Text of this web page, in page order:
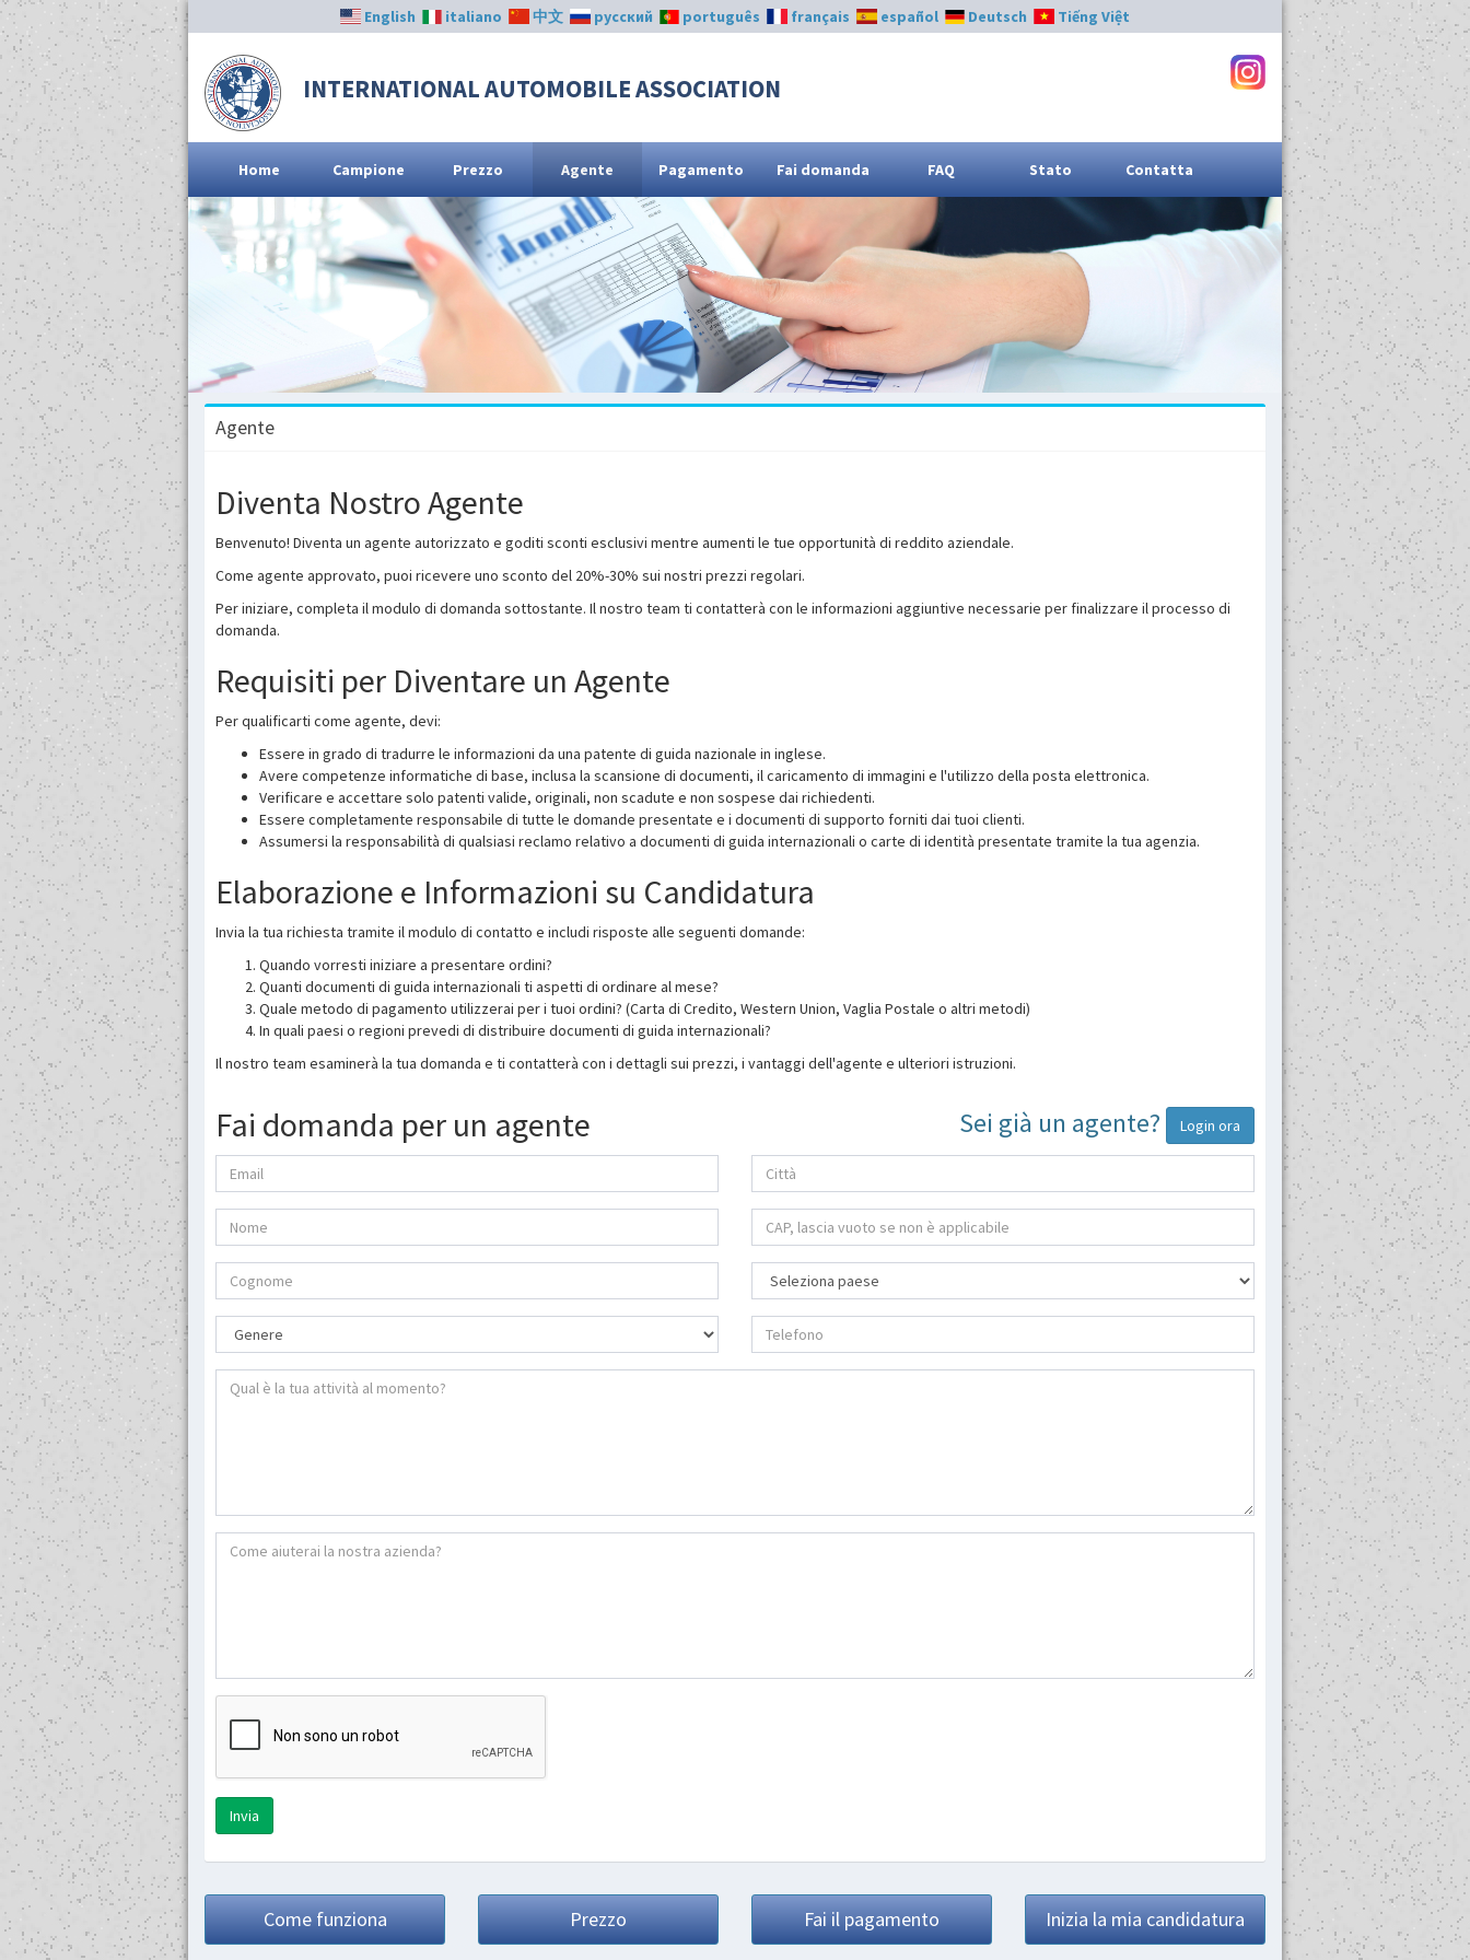
INTERNATIONAL AUTOMOBILE ASSOCIATION
English italiano 中文 русский português français español Deutsch Tiếng Việt
Home Campione Prezzo Agente Pagamento Fai domanda FAQ Stato Contatta
Agente
Diventa Nostro Agente
Benvenuto! Diventa un agente autorizzato e goditi sconti esclusivi mentre aumenti le tue opportunità di reddito aziendale.
Come agente approvato, puoi ricevere uno sconto del 20%-30% sui nostri prezzi regolari.
Per iniziare, completa il modulo di domanda sottostante. Il nostro team ti contatterà con le informazioni aggiuntive necessarie per finalizzare il processo di
domanda.
Requisiti per Diventare un Agente
Per qualificarti come agente, devi:
Essere in grado di tradurre le informazioni da una patente di guida nazionale in inglese.
Avere competenze informatiche di base, inclusa la scansione di documenti, il caricamento di immagini e l'utilizzo della posta elettronica.
Verificare e accettare solo patenti valide, originali, non scadute e non sospese dai richiedenti.
Essere completamente responsabile di tutte le domande presentate e i documenti di supporto forniti dai tuoi clienti.
Assumersi la responsabilità di qualsiasi reclamo relativo a documenti di guida internazionali o carte di identità presentate tramite la tua agenzia.
Elaborazione e Informazioni su Candidatura
Invia la tua richiesta tramite il modulo di contatto e includi risposte alle seguenti domande:
Quando vorresti iniziare a presentare ordini?
Quanti documenti di guida internazionali ti aspetti di ordinare al mese?
Quale metodo di pagamento utilizzerai per i tuoi ordini? (Carta di Credito, Western Union, Vaglia Postale o altri metodi)
In quali paesi o regioni prevedi di distribuire documenti di guida internazionali?
Il nostro team esaminerà la tua domanda e ti contatterà con i dettagli sui prezzi, i vantaggi dell'agente e ulteriori istruzioni.
Fai domanda per un agente Sei già un agente? Login ora
Invia
Come funziona Prezzo Fai il pagamento Inizia la mia candidatura